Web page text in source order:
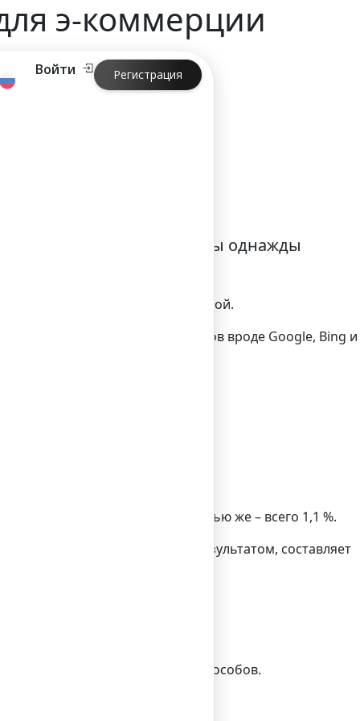
Войти Регистрация
э-коммерции
вас наверняка хотя бы однажды
оптимизации как таковой.
натурального) трафика с сайтов вроде Google, Bing и
органичного поиска.
результатов поиска. На третью же – всего 1,1 %.
полученный первым результатом, составляет
существует несколько способов.